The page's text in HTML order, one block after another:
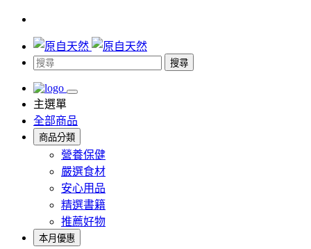
搜尋
主選單
全部商品
商品分類
營養保健
嚴選食材
安心用品
精選書籍
推薦好物
本月優惠